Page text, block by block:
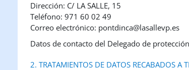
Dirección: C/ LA SALLE, 15
Teléfono: 971 60 02 49
Correo electrónico: pontdinca@lasallevp.es
Datos de contacto del Delegado de
2. TRATAMIENTOS DE DATOS RECABADOS A